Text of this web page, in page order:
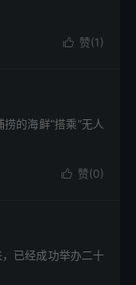
 赞(1)
的海鲜“搭乘”无人
 赞(0)
已经成功举办二十